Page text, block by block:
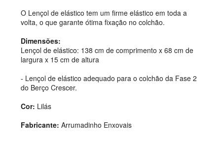
O Lençol de elástico tem um firme elástico em toda a
volta, o que garante ótima fixação no colchão.
Dimensões:
Lençol de elástico: 138 cm de comprimento x 68 cm de
largura x 15 cm de altura
- Lençol de elástico adequado para o colchão da Fase 2
do Berço Crescer.
Cor: Lilás
Fabricante: Arrumadinho Enxovais